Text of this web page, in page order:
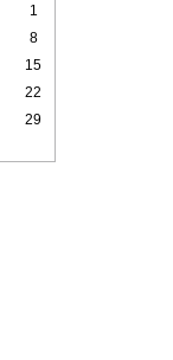
1
8
15
22
29